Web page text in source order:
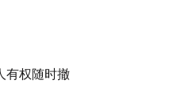
有权随时撤